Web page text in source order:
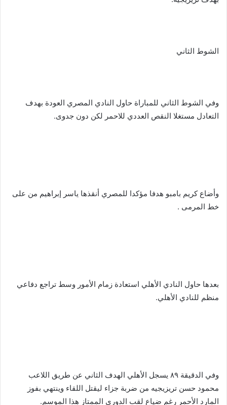
الشوط الثاني
وفي الشوط الثاني للمباراة حاول النادي المصري العودة بهدف
التعادل مستغلا النقص العددي للاحمر لكن دون جدوى.
وأضاع كريم بامبو هدفا مؤكدا للمصري أنقذها ياسر إبراهيم من على
خط المرمى .
بعدها حاول النادي الأهلي استعادة زمام الأمور وسط تراجع دفاعي
منظم للنادي الأهلي.
وفي الدقيقة ٨٩ يسجل الأهلي الهدف الثاني عن طريق اللاعب
محمود حسن تريزيجيه من ضربة جزاء ليقتل اللقاء وينتهي بفوز
المارد الأحمر رغم ضياع لقب الدوري الممتاز هذا الموسم.